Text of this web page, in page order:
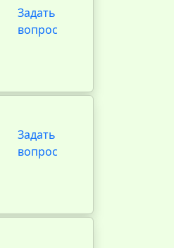
Задать
вопрос
Задать
вопрос